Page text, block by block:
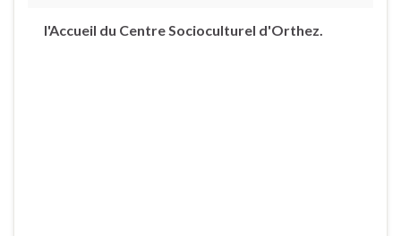
l'Accueil du Centre Socioculturel d'Orthez.